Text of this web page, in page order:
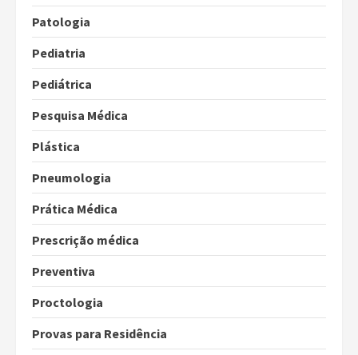
Patologia
Pediatria
Pediátrica
Pesquisa Médica
Plástica
Pneumologia
Prática Médica
Prescrição médica
Preventiva
Proctologia
Provas para Residência